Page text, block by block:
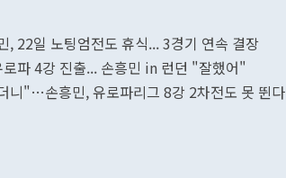
, 22일 노팅엄전도 휴식... 3경기 연속 결장
파 4강 진출... 손흥민 in 런던 "잘했어"
니"…손흥민, 유로파리그 8강 2차전도 못 뛴다